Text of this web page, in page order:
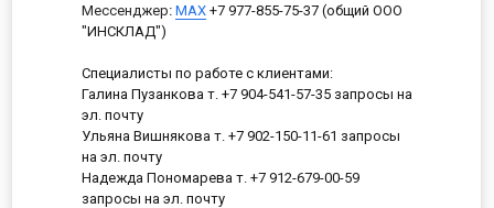
Мессенджер: MAX +7 977-855-75-37 (общий ООО
"ИНСКЛАД")
Специалисты по работе с клиентами:
Галина Пузанкова т. +7 904-541-57-35 запросы на
эл. почту
Ульяна Вишнякова т. +7 902-150-11-61 запросы
на эл. почту
Надежда Пономарева т. +7 912-679-00-59
запросы на эл. почту